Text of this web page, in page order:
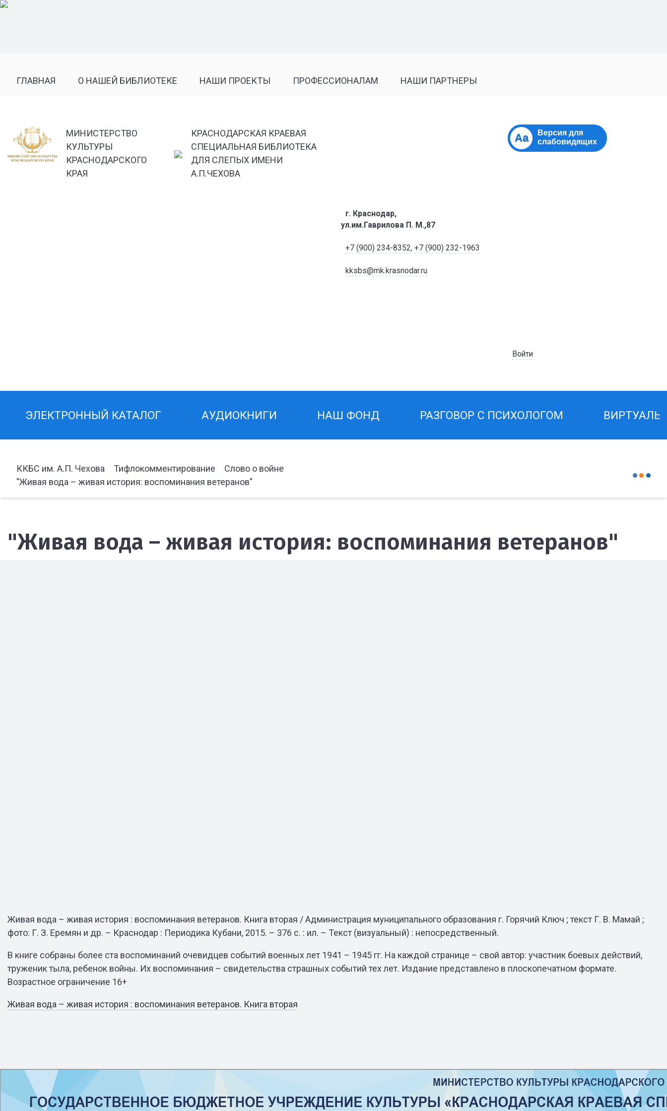
ГЛАВНАЯ О НАШЕЙ БИБЛИОТЕКЕ НАШИ ПРОЕКТЫ ПРОФЕССИОНАЛАМ НАШИ ПАРТНЕРЫ
МИНИСТЕРСТВО
КУЛЬТУРЫ
КРАСНОДАРСКОГО
КРАЯ
КРАСНОДАРСКАЯ КРАЕВАЯ
СПЕЦИАЛЬНАЯ БИБЛИОТЕКА
ДЛЯ СЛЕПЫХ ИМЕНИ
А.П.ЧЕХОВА
г. Краснодар,
ул.им.Гаврилова П. М.,87
+7 (900) 234-8352, +7 (900) 232-1963
kksbs@mk.krasnodar.ru
Aa
Версия для
слабовидящих
Войти
ЭЛЕКТРОННЫЙ КАТАЛОГ АУДИОКНИГИ НАШ ФОНД РАЗГОВОР С ПСИХОЛОГОМ
ККБС им. А.П. Чехова Тифлокомментирование
Слово о войне
"Живая вода – живая история: воспоминания ветеранов"
"Живая вода – живая история: воспоминания ветеранов"
Живая вода – живая история : воспоминания ветеранов. Книга вторая / Администрация муниципального образования г. Горячий Ключ ; текст Г. В. Мамай ;
фото: Г. З. Еремян и др. – Краснодар : Периодика Кубани, 2015. – 376 с. : ил. – Текст (визуальный) : непосредственный.
В книге собраны более ста воспоминаний очевидцев событий военных лет 1941 – 1945 гг. На каждой странице – свой автор: участник боевых действий,
труженик тыла, ребенок войны. Их воспоминания – свидетельства страшных событий тех лет. Издание представлено в плоскопечатном формате.
Возрастное ограничение 16+
Живая вода – живая история : воспоминания ветеранов. Книга вторая